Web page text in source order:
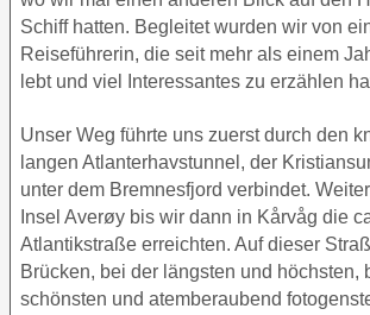
Schiff hatten. Begleitet wurden wir von
Reiseführerin, die seit mehr als einem
lebt und viel Interessantes zu erzählen
Unser Weg führte uns zuerst durch den
langen Atlanterhavstunnel, der
unter dem Bremnesfjord verbindet.
Insel Averøy bis wir dann in Kårvåg die
Atlantikstraße erreichten. Auf dieser
Brücken, bei der längsten und höchsten,
schönsten und atemberaubend